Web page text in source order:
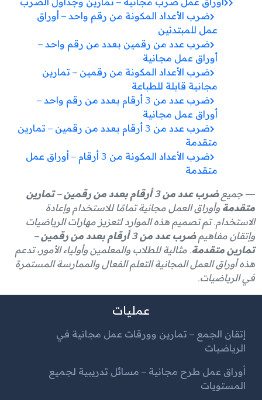
ضرب الأعداد المكونة من رقم واحد – أوراق
عمل للمبتدئين
ضرب عدد من رقمين بعدد من رقم واحد –
أوراق عمل مجانية
ضرب الأعداد المكونة من رقمين – تمارين
مجانية قابلة للطباعة
ضرب عدد من 3 أرقام بعدد من رقم واحد –
أوراق عمل مجانية
ضرب عدد من 3 أرقام بعدد من رقمين – تمارين
متقدمة
ضرب الأعداد المكونة من 3 أرقام – أوراق عمل
متقدمة
جميع
ضرب عدد من 3 أرقام بعدد من رقمين – تمارين
متقدمة وأوراق العمل مجانية تمامًا للاستخدام وإعادة
الاستخدام. تم تصميم هذه الموارد لتعزيز مهارات الرياضيات
وإتقان مفاهيم
ضرب عدد من 3 أرقام بعدد من رقمين –
تمارين متقدمة. مثالية للطلاب والمعلمين وأولياء الأمور، تدعم
هذه أوراق العمل المجانية التعلم الفعال والممارسة المستمرة
في الرياضيات.
عمليات
إتقان الجمع – تمارين وورقات عمل مجانية في
الرياضيات
أوراق عمل طرح مجانية – مسائل تدريبية لجميع
المستويات